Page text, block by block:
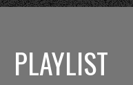
PLAYLIST